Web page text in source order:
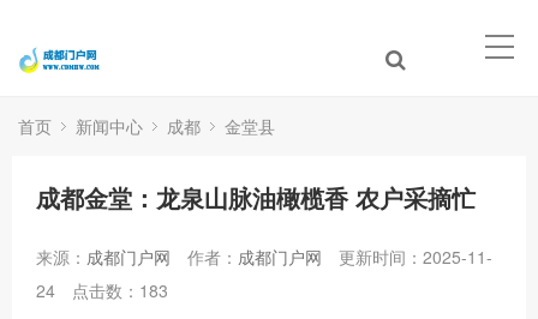
首页 新闻中心 成都 金堂县
成都金堂：龙泉山脉油橄榄香 农户采摘忙
来源： 成都门户网 作者： 成都门户网
更新时间：2025-11-
24
点击数： 183